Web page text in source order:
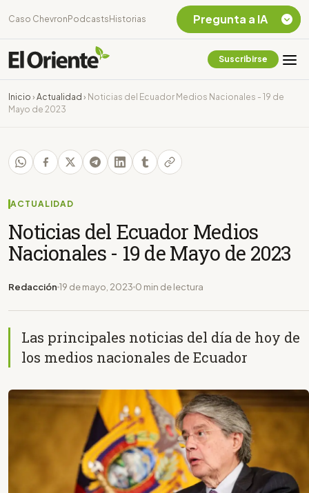
Caso Chevron Podcasts Historias
Suscribirse
Inicio › Actualidad › Noticias del Ecuador Medios Nacionales - 19 de
Mayo de 2023
ACTUALIDAD
Noticias del Ecuador Medios
Nacionales - 19 de Mayo de 2023
Redacción 19 de mayo, 2023 0 min de lectura
Las principales noticias del día de hoy de
los medios nacionales de Ecuador
Pregunta a IA
Chevron Ecuador